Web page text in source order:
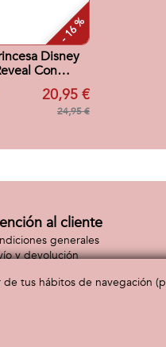
- 16 %
Disney
Con
cm
20,95 €
24,95 €
al cliente
generales
y devolución
tus hábitos de navegación